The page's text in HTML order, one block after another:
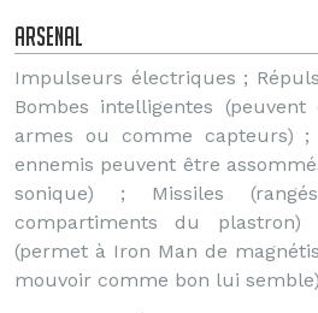
Arsenal
Impulseurs électriques ;
Bombes intelligentes
armes ou comme capteurs) ;
ennemis peuvent être
sonique) ; Missiles
compartiments du plastron)
(permet à Iron Man de
mouvoir comme bon lui